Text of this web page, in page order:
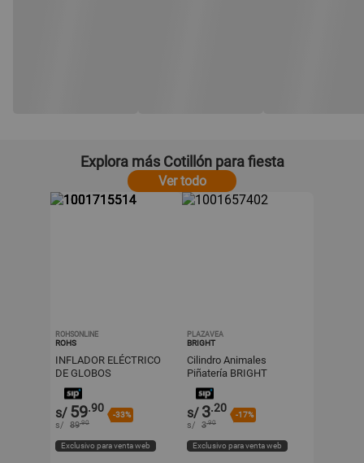
Explora más Cotillón para fiesta
Ver todo
ROHSONLINE
ROHS
INFLADOR ELÉCTRICO
DE GLOBOS
s/ 59.90
-33%
s/ 89.90
Exclusivo para venta web
PLAZAVEA
BRIGHT
Cilindro Animales
Piñatería BRIGHT
(Modelos Aleatorios)
s/ 3.20
-17%
s/ 3.90
Exclusivo para venta web